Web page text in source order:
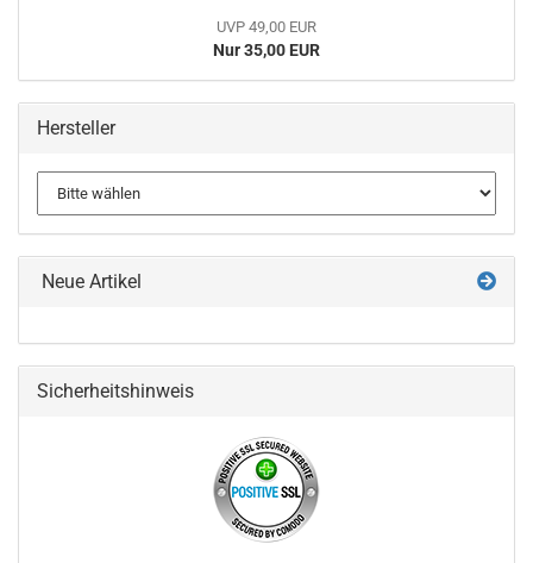
UVP 49,00 EUR
Nur 35,00 EUR
Hersteller
Neue Artikel
Sicherheitshinweis